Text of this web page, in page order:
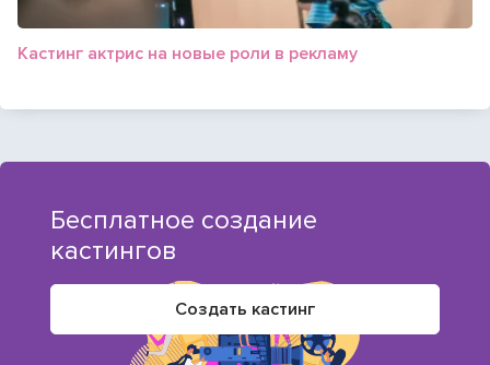
Кастинг актрис на новые роли в рекламу
Бесплатное создание
кастингов
Создать кастинг